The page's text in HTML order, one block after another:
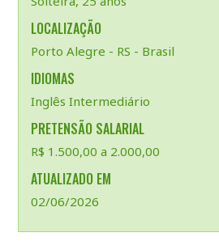
LOCALIZAÇÃO
Porto Alegre - RS - Brasil
IDIOMAS
Inglês Intermediário
PRETENSÃO SALARIAL
R$ 1.500,00 a 2.000,00
ATUALIZADO EM
02/06/2026